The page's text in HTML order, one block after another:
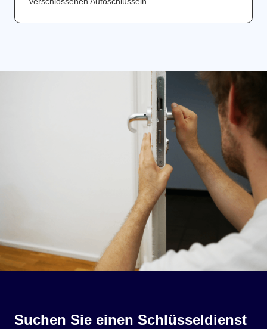
Suchen Sie einen Schlüsseldienst